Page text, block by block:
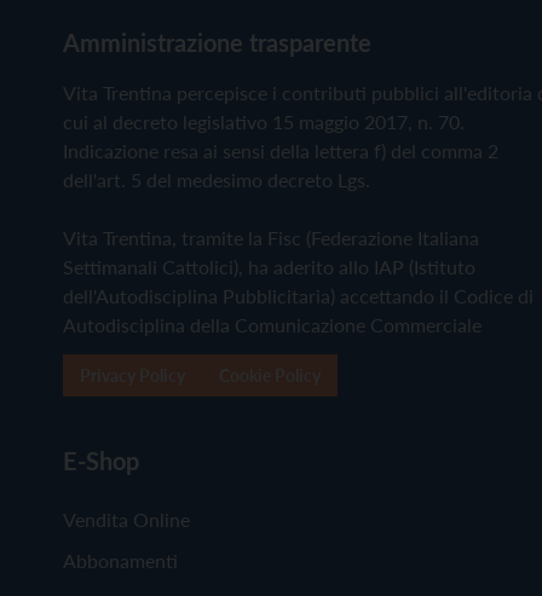
Amministrazione trasparente
Vita Trentina percepisce i contributi pubblici all'editoria
cui al decreto legislativo 15 maggio 2017, n. 70.
Indicazione resa ai sensi della lettera f) del comma 2
dell'art. 5 del medesimo decreto Lgs.
Vita Trentina, tramite la Fisc (Federazione Italiana
Settimanali Cattolici), ha aderito allo IAP (Istituto
dell'Autodisciplina Pubblicitaria) accettando il Codice di
Autodisciplina della Comunicazione Commerciale
E-Shop
Vendita Online
Abbonamenti